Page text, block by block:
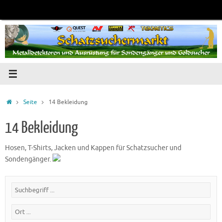
springen
Startseite
Seite 14 Bekleidung
14 Bekleidung
Hosen, T-Shirts, Jacken und Kappen für Schatzsucher und
Sondengänger.